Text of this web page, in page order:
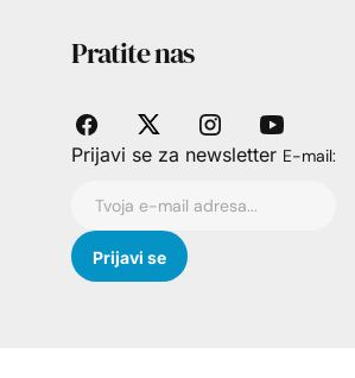
Pratite nas
Prijavi se za newsletter E-mail: